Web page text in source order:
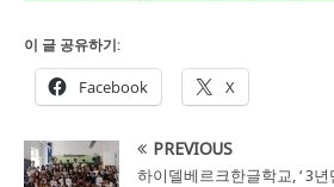
이 글 공유하기:
Facebook X
PREVIOUS
하이델베르크한글학교, ‘ 3